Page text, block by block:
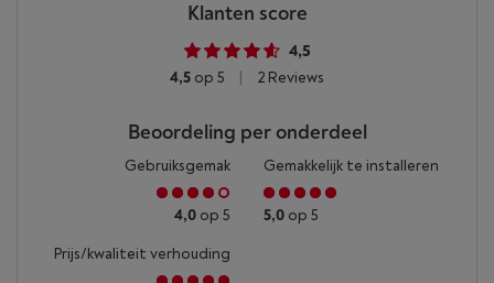
Klanten score
4,5
4,5 op 5 2 Reviews
Beoordeling per onderdeel
Gebruiksgemak
4,0 op 5
Gemakkelijk te installeren
5,0 op 5
Prijs/kwaliteit verhouding